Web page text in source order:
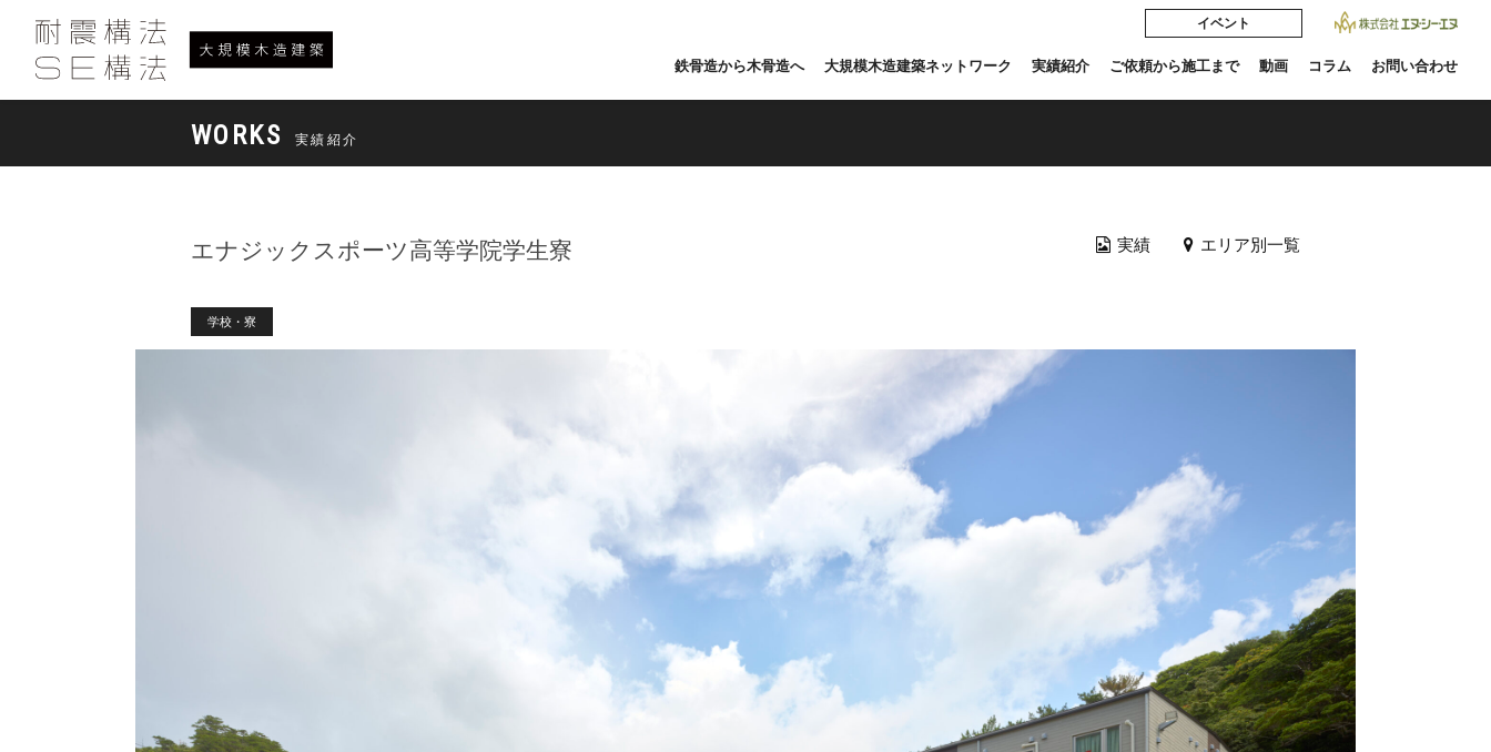
イベント
鉄骨造から木骨造へ 大規模木造建築ネットワーク 実績紹介 ご依頼から施工まで 動画 コラム お問い合わせ
WORKS 実績紹介
エナジックスポーツ高等学院学生寮 実績 エリア別一覧
学校・寮